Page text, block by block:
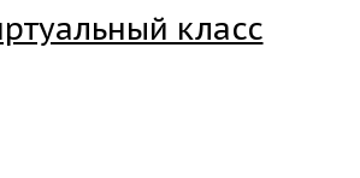
класс